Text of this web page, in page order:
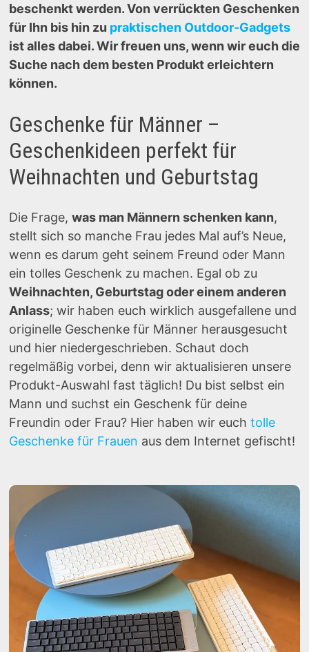
beschenkt werden. Von verrückten Geschenken
für Ihn bis hin zu praktischen Outdoor-Gadgets
ist alles dabei. Wir freuen uns, wenn wir euch die
Suche nach dem besten Produkt erleichtern
können.
Geschenke für Männer –
Geschenkideen perfekt für
Weihnachten und Geburtstag
Die Frage, was man Männern schenken kann,
stellt sich so manche Frau jedes Mal auf’s Neue,
wenn es darum geht seinem Freund oder Mann
ein tolles Geschenk zu machen. Egal ob zu
Weihnachten, Geburtstag oder einem anderen
Anlass; wir haben euch wirklich ausgefallene und
originelle Geschenke für Männer herausgesucht
und hier niedergeschrieben. Schaut doch
regelmäßig vorbei, denn wir aktualisieren unsere
Produkt-Auswahl fast täglich! Du bist selbst ein
Mann und suchst ein Geschenk für deine
Freundin oder Frau? Hier haben wir euch tolle
Geschenke für Frauen aus dem Internet gefischt!